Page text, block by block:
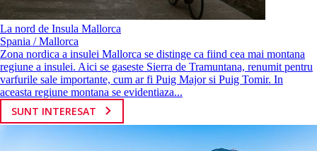
La nord de Insula Mallorca
Spania / Mallorca
Zona nordica a insulei Mallorca se distinge ca fiind cea mai montana
regiune a insulei. Aici se gaseste Sierra de Tramuntana, renumit pentru
varfurile sale importante, cum ar fi Puig Major si Puig Tomir. In
aceasta regiune montana se evidentiaza...
SUNT INTERESAT